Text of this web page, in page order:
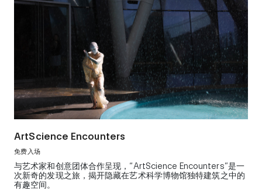
ArtScience Encounters
免费入场
与艺术家和创意团体合作呈现，“ArtScience Encounters”是一
次新奇的发现之旅，揭开隐藏在艺术科学博物馆独特建筑之中的
有趣空间。